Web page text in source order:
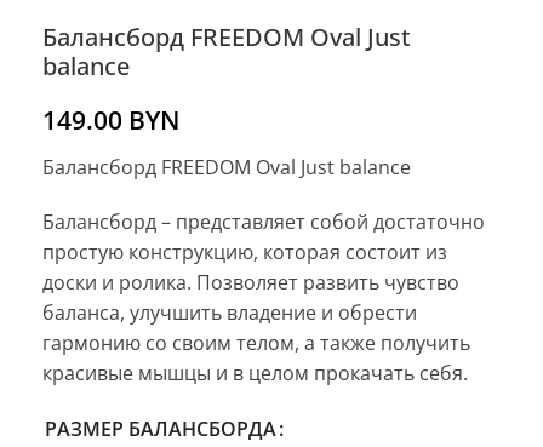
Балансборд FREEDOM Oval Just
balance
149.00 BYN
Балансборд FREEDOM Oval Just balance
Балансборд – представляет собой достаточно
простую конструкцию, которая состоит из
доски и ролика. Позволяет развить чувство
баланса, улучшить владение и обрести
гармонию со своим телом, а также получить
красивые мышцы и в целом прокачать себя.
РАЗМЕР БАЛАНСБОРДА